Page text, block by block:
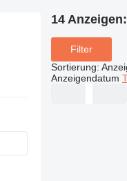
14 Anzeigen:
Filter
Sortierung:
Anzeigendatum